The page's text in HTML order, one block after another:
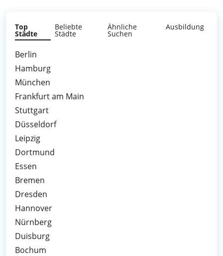
Top
Städte
Beliebte
Städte
Ähnliche
Suchen
Ausbildung
Berlin
Hamburg
München
Frankfurt am Main
Stuttgart
Düsseldorf
Leipzig
Dortmund
Essen
Bremen
Dresden
Hannover
Nürnberg
Duisburg
Bochum